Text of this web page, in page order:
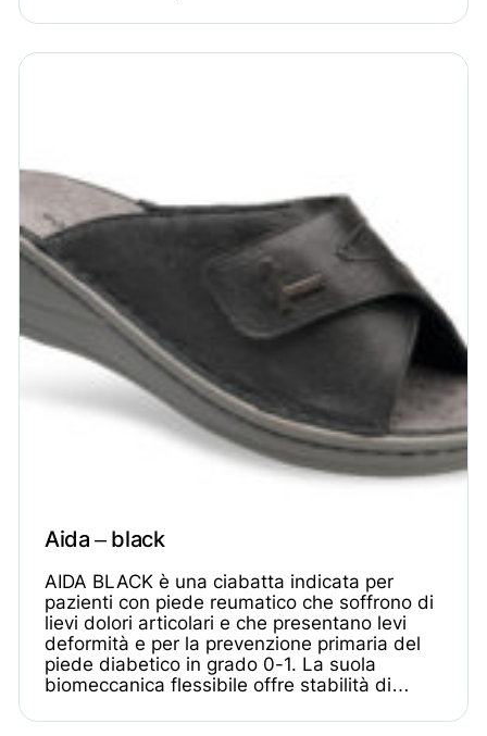
Aida – black
AIDA BLACK è una ciabatta indicata per
pazienti con piede reumatico che soffrono di
lievi dolori articolari e che presentano levi
deformità e per la prevenzione primaria del
piede diabetico in grado 0-1. La suola
biomeccanica flessibile offre stabilità di…